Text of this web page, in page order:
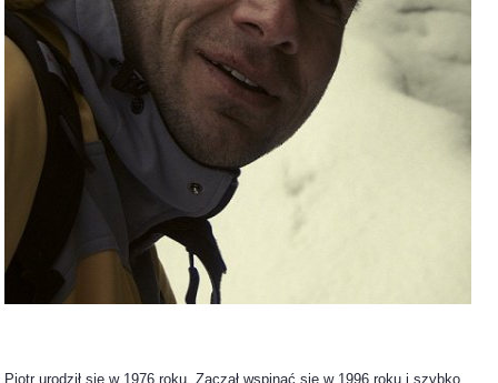
Piotr urodził się w 1976 roku. Zaczął wspinać się w 1996 roku i szybko